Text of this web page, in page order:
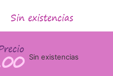
Sin existencias
Sin existencias